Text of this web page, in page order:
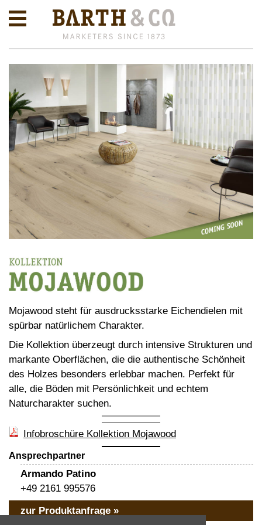
Mojawood steht für ausdrucksstarke Eichendielen mit
spürbar natürlichem Charakter.
Die Kollektion überzeugt durch intensive Strukturen und
markante Oberflächen, die die authentische Schönheit
des Holzes besonders erlebbar machen. Perfekt für
alle, die Böden mit Persönlichkeit und echtem
Naturcharakter suchen.
Infobroschüre Kollektion Mojawood
Ansprechpartner
Armando Patino
+49 2161 995576
zur Produktanfrage »